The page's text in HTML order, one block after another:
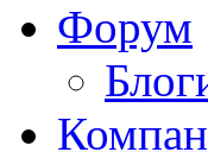
Форум